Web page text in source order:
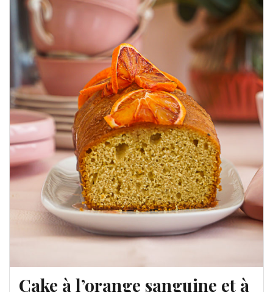
Cake à l’orange sanguine et à